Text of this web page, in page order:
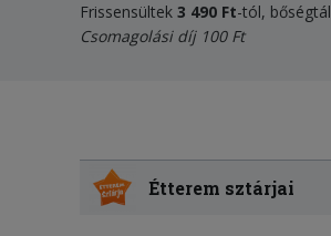
Frissensültek 3 490 Ft-tól,
Csomagolási díj 100 Ft
Étterem sztárjai